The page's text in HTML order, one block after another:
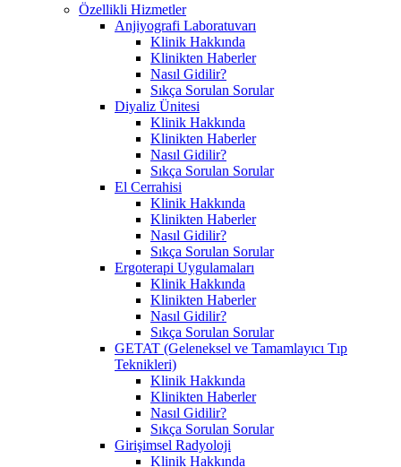
Özellikli Hizmetler
Anjiyografi Laboratuvarı
Klinik Hakkında
Klinikten Haberler
Nasıl Gidilir?
Sıkça Sorulan Sorular
Diyaliz Ünitesi
Klinik Hakkında
Klinikten Haberler
Nasıl Gidilir?
Sıkça Sorulan Sorular
El Cerrahisi
Klinik Hakkında
Klinikten Haberler
Nasıl Gidilir?
Sıkça Sorulan Sorular
Ergoterapi Uygulamaları
Klinik Hakkında
Klinikten Haberler
Nasıl Gidilir?
Sıkça Sorulan Sorular
GETAT (Geleneksel ve Tamamlayıcı Tıp
Teknikleri)
Klinik Hakkında
Klinikten Haberler
Nasıl Gidilir?
Sıkça Sorulan Sorular
Girişimsel Radyoloji
Klinik Hakkında